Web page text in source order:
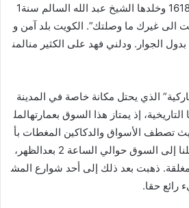
م الأمير صباح الأول سنة 1618 وخلدها الشيخ عبد الله السالم سنة1
الى غيرك ما وصلتك”. الكويت بلد آمن و
الجوار. ودلني فهد على الكثير منالمن
الذي يحتل مكانة خاصة في المدينة
إذ يمتاز هذا السوق بعمارتهالمل
تصطف الأسواق والدكاكين المغطات بأ
شكال هندسية جميلة. وصلنا إلى السوق حوالي الساعة 2 بعدالظهر،
مغلقة. ذهبت بعد ذلك إلى أحد شوارع المش
رائع حقا.